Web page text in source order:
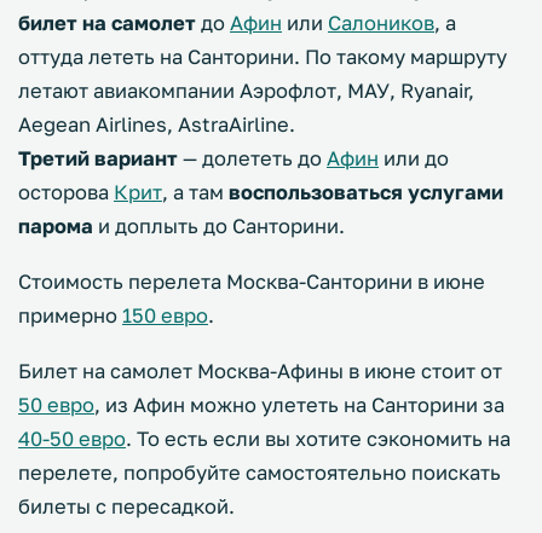
билет на самолет до Афин или Салоников, а
оттуда лететь на Санторини. По такому маршруту
летают авиакомпании Аэрофлот, МАУ, Ryanair,
Aegean Airlines, AstraAirline.
Третий вариант — долететь до Афин или до
осторова Крит, а там воспользоваться услугами
парома и доплыть до Санторини.
Стоимость перелета Москва-Санторини в июне
примерно 150 евро.
Билет на самолет Москва-Афины в июне стоит от
50 евро, из Афин можно улететь на Санторини за
40-50 евро. То есть если вы хотите сэкономить на
перелете, попробуйте самостоятельно поискать
билеты с пересадкой.